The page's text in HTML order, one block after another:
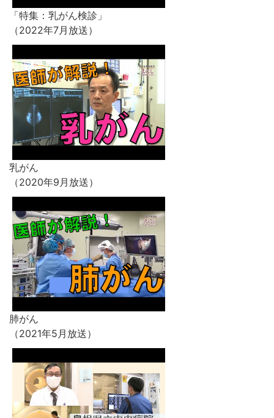
「特集：乳がん検診」
（2022年7月放送）
乳がん
（2020年9月放送）
肺がん
（2021年5月放送）